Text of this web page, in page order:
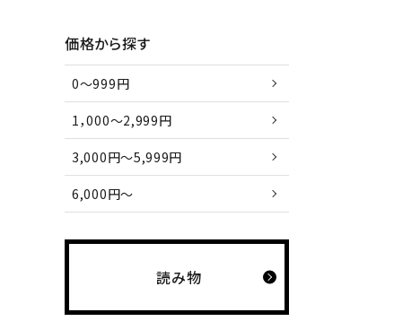
価格から探す
0～999円
1，000～2,999円
3,000円～5,999円
6,000円～
読み物